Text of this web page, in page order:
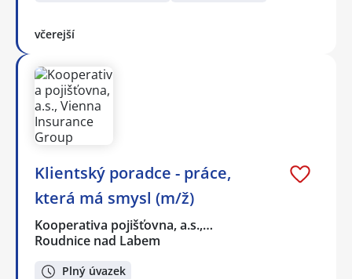
včerejší
Klientský poradce - práce,
která má smysl (m/ž)
Kooperativa pojišťovna, a.s.,…
Roudnice nad Labem
Plný úvazek